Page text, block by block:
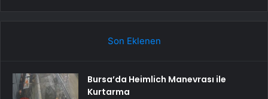
Son Eklenen
Bursa’da Heimlich Manevrası ile
Kurtarma